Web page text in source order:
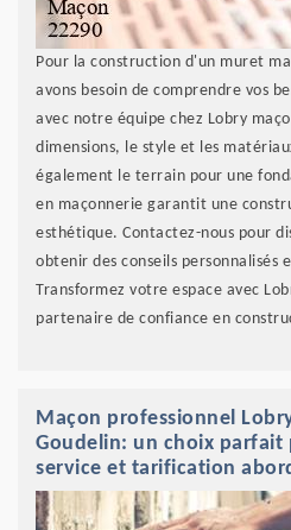
Pour la construction d'un muret
avons besoin de comprendre vos
avec notre équipe chez Lobry
dimensions, le style et les
également le terrain pour une
en maçonnerie garantit une
esthétique. Contactez-nous pour
obtenir des conseils personnalisés
Transformez votre espace avec
partenaire de confiance en
Maçon professionnel
Goudelin: un choix parfait
service et tarification